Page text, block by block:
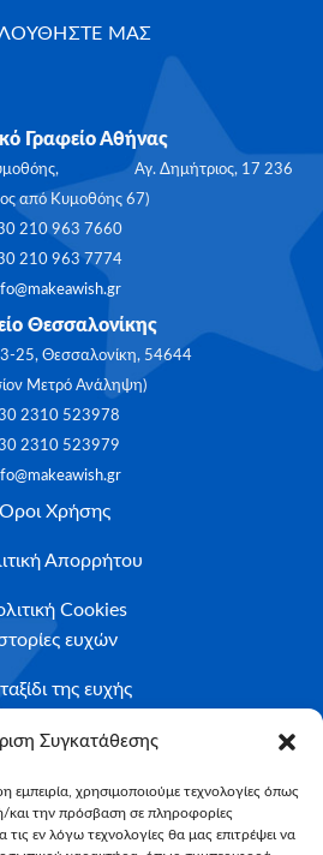
Συγκατάθεσης
εμπειρία, χρησιμοποιούμε τεχνολογίες όπως
και την πρόσβαση σε πληροφορίες
εν λόγω τεχνολογίες θα μας επιτρέψει να
ΜΑΣ
Γραφείο Αθήνας
Κυμοθόης, Αγ. Δημήτριος, 17 236
από Κυμοθόης 67)
210 963 7660
210 963 7774
Θεσσαλονίκης
25, Θεσσαλονίκη, 54644
Μετρό Ανάληψη)
2310 523978
2310 523979
Χρήσης
Απορρήτου
Cookies
ευχών
της ευχής
Καταλληλότητας
Αιτήματος